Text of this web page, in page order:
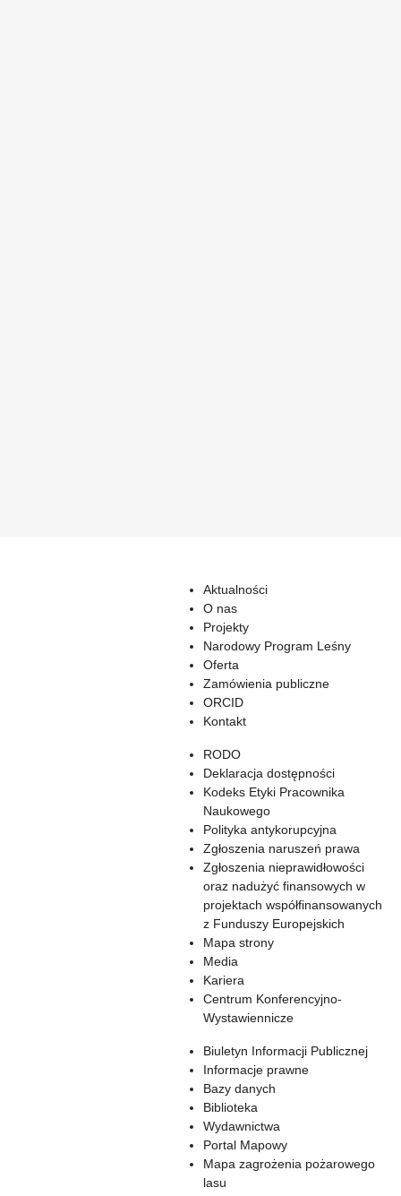
Aktualności
O nas
Projekty
Narodowy Program Leśny
Oferta
Zamówienia publiczne
ORCID
Kontakt
RODO
Deklaracja dostępności
Kodeks Etyki Pracownika
Naukowego
Polityka antykorupcyjna
Zgłoszenia naruszeń prawa
Zgłoszenia nieprawidłowości
oraz nadużyć finansowych w
projektach współfinansowanych
z Funduszy Europejskich
Mapa strony
Media
Kariera
Centrum Konferencyjno-
Wystawiennicze
Biuletyn Informacji Publicznej
Informacje prawne
Bazy danych
Biblioteka
Wydawnictwa
Portal Mapowy
Mapa zagrożenia pożarowego
lasu